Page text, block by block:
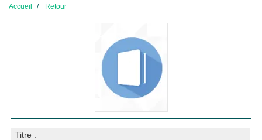
Accueil Retour
Titre :